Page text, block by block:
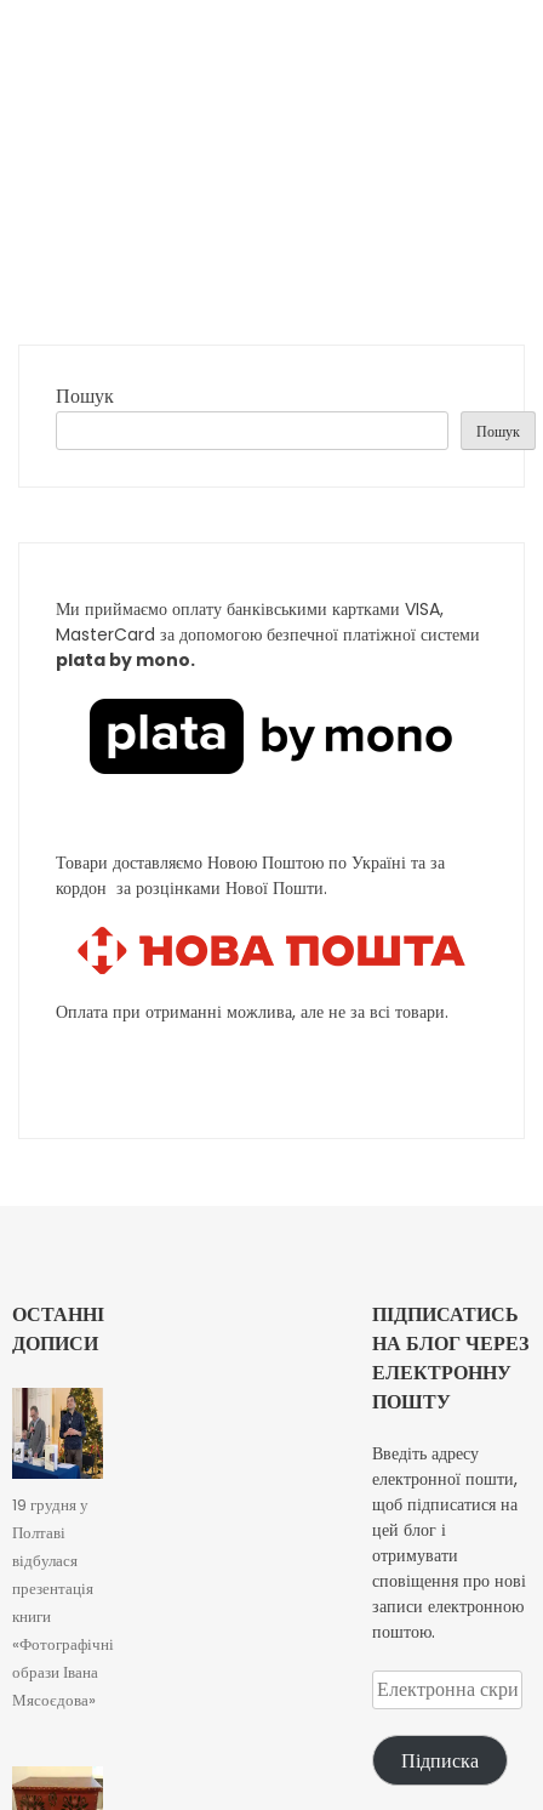
Пошук
Пошук
Ми приймаємо оплату банківськими картками VISA,
MasterCard за допомогою безпечної платіжної системи
plata by mono.
Товари доставляємо Новою Поштою по Україні та за
кордон за розцінками Нової Пошти.
Оплата при отриманні можлива, але не за всі товари.
ОСТАННІ
ДОПИСИ
19 грудня у
Полтаві
відбулася
презентація
книги
«Фотографічні
образи Івана
Мясоєдова»
ПІДПИСАТИСЬ
НА БЛОГ ЧЕРЕЗ
ЕЛЕКТРОННУ
ПОШТУ
Введіть адресу
електронної пошти,
щоб підписатися на
цей блог і
отримувати
сповіщення про нові
записи електронною
поштою.
Електронна
скринька
Підписка